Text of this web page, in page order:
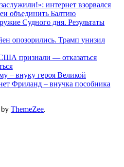
интернет взорвался
объединить Балтию
Судного дня. Результаты
опозорились. Трамп унизил
признали — отказаться
– внуку героя Великой
Фриланд – внучка пособника
by ThemeZee.